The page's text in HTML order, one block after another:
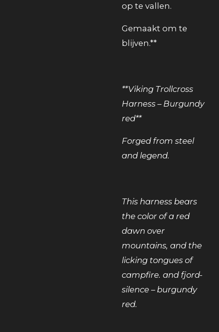
op te vallen.
Gemaakt om te
blijven.**
**Viking Trollcross
Harness – Burgundy
red**
Forged from steel
and legend.
This harness bears
the color of a red
dawn over
mountains, and the
licking tongues of
campfire. and fjord-
silence – burgundy
red.